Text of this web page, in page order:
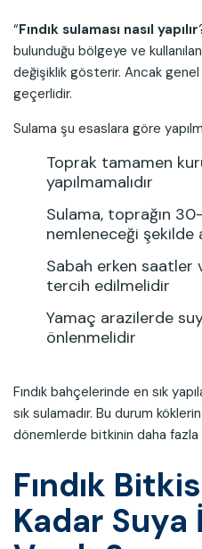
“Fındık sulaması nasıl yapılır
bulunduğu bölgeye ve
değişiklik gösterir. Ancak
geçerlidir.
Sulama şu esaslara göre
Toprak tamamen
yapılmamalıdır
Sulama, toprağın
nemleneceği şekilde
Sabah erken saatler
tercih edilmelidir
Yamaç arazilerde
önlenmelidir
Fındık bahçelerinde en sık
sık sulamadır. Bu durum
dönemlerde bitkinin daha
Fındık
Kadar Suya